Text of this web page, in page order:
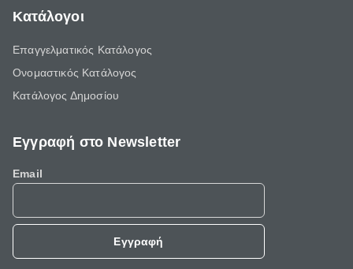
Κατάλογοι
Επαγγελματικός Κατάλογος
Ονομαστικός Κατάλογος
Κατάλογος Δημοσίου
Εγγραφή στο Newsletter
Email
Εγγραφή